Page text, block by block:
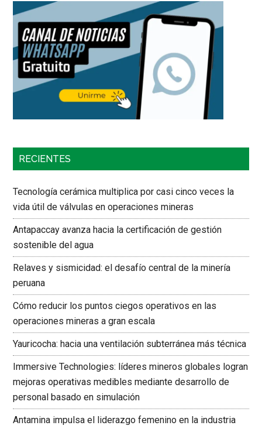
RECIENTES
Tecnología cerámica multiplica por casi cinco veces la
vida útil de válvulas en operaciones mineras
Antapaccay avanza hacia la certificación de gestión
sostenible del agua
Relaves y sismicidad: el desafío central de la minería
peruana
Cómo reducir los puntos ciegos operativos en las
operaciones mineras a gran escala
Yauricocha: hacia una ventilación subterránea más técnica
Immersive Technologies: líderes mineros globales logran
mejoras operativas medibles mediante desarrollo de
personal basado en simulación
Antamina impulsa el liderazgo femenino en la industria